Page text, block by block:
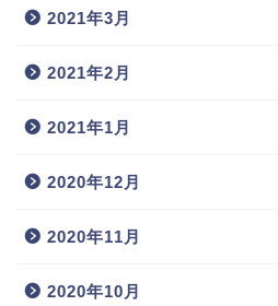
2021年3月
2021年2月
2021年1月
2020年12月
2020年11月
2020年10月